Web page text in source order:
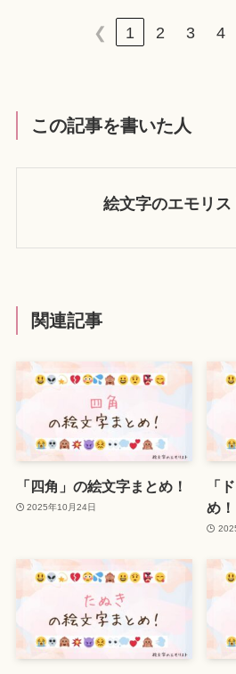
❮ 1 2 3 4
この記事を書いた人
絵文字のエモリス
関連記事
「四角」の絵文字まとめ！
2025年10月24日
「
め！